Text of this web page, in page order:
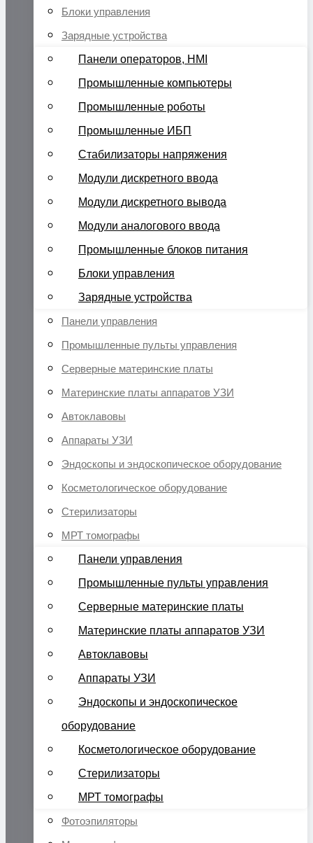
Блоки управления
Зарядные устройства
Панели операторов, HMI
Промышленные компьютеры
Промышленные роботы
Промышленные ИБП
Стабилизаторы напряжения
Модули дискретного ввода
Модули дискретного вывода
Модули аналогового ввода
Промышленные блоков питания
Блоки управления
Зарядные устройства
Панели управления
Промышленные пульты управления
Серверные материнские платы
Материнские платы аппаратов УЗИ
Автоклавовы
Аппараты УЗИ
Эндоскопы и эндоскопическое оборудование
Косметологическое оборудование
Стерилизаторы
МРТ томографы
Панели управления
Промышленные пульты управления
Серверные материнские платы
Материнские платы аппаратов УЗИ
Автоклавовы
Аппараты УЗИ
Эндоскопы и эндоскопическое
оборудование
Косметологическое оборудование
Стерилизаторы
МРТ томографы
Фотоэпиляторы